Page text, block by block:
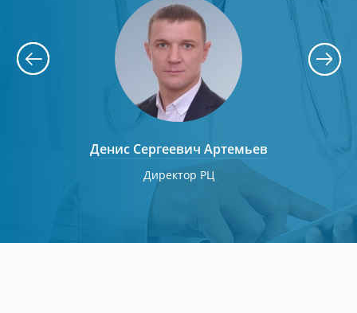
Денис Сергеевич Артемьев
Директор РЦ